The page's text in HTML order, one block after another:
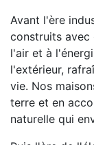
Avant l'ère
construits avec
l'air et à
l'extérieur,
vie. Nos
terre et en
naturelle qui